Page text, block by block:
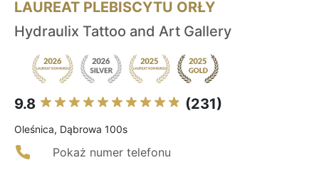
LAUREAT PLEBISCYTU ORŁY
Hydraulix Tattoo and Art Gallery
9.8 (231)
Oleśnica, Dąbrowa 100s
Pokaż numer telefonu